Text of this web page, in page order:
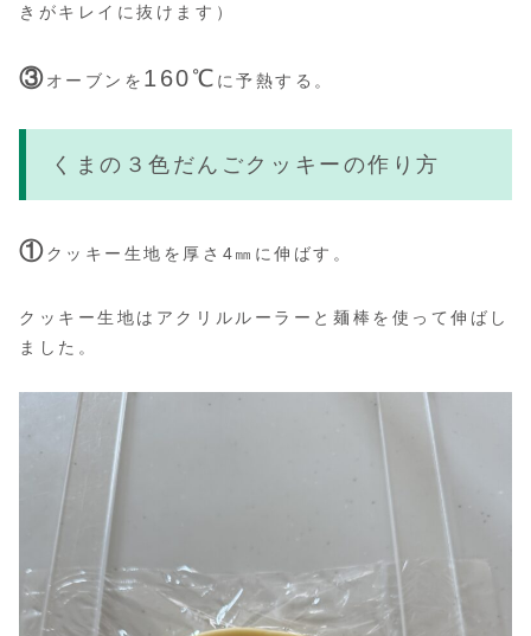
きがキレイに抜けます）
③オーブンを 160℃ に予熱する。
くまの３色だんごクッキーの作り方
①クッキー生地を厚さ4㎜に伸ばす。
クッキー生地はアクリルルーラーと麺棒を使って伸ばし
ました。